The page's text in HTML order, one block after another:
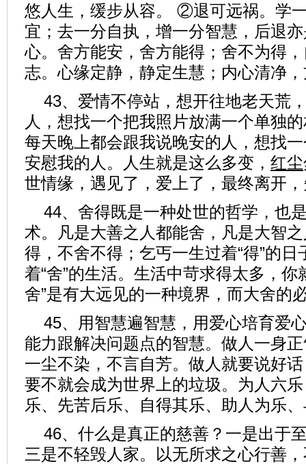
悠人生，缓步从容。 ②退可远祸。学
宜；去一分自执，增一分智慧，后退
心。舍方能安，舍方能得；舍不为得
志。心缘定静，静定生慧；内心清净
43、爱情不停站，想开往地老天荒
人，想找一个把我照片放满一个单独
每天晚上都会跟我说晚安的人，想找
安慰我的人。人生就是这么多变， 红尘
世情缘，遇见了，爱上了，最终离开
44、舍得既是一种处世的哲学，也
术。凡是大善之人都能舍，凡是大智
得，不舍不得；乞丐一生过着“得”的日
着“舍”的生活。生活中苛求得太多，你
舍”是有大远见的一种境界，而大舍的
45、用智慧遍智慧，用爱心培育爱
能力跟解决问题点的智慧。做人一身
一尘不染，不言自芳。做人就要说好
要不就会成为世界上的垃圾。为人六
乐、先苦后乐、自得其乐、助人为乐
46、什么是真正的慈善？一是出于
三是不轻毁人家。以无所求之心行善